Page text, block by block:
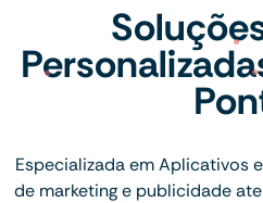
Especializada em Aplicativos
de marketing e publicidade